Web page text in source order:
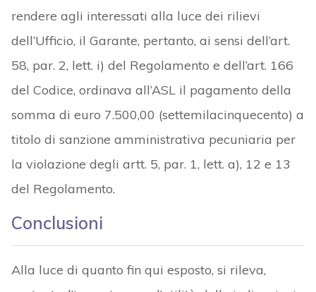
rendere agli interessati alla luce dei rilievi
dell’Ufficio, il Garante, pertanto, ai sensi dell’art.
58, par. 2, lett. i) del Regolamento e dell’art. 166
del Codice, ordinava all’ASL il pagamento della
somma di euro 7.500,00 (settemilacinquecento) a
titolo di sanzione amministrativa pecuniaria per
la violazione degli artt. 5, par. 1, lett. a), 12 e 13
del Regolamento.
Conclusioni
Alla luce di quanto fin qui esposto, si rileva,